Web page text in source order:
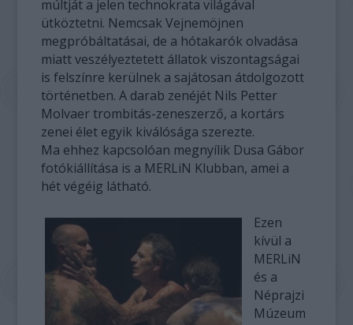
múltját a jelen technokrata világával
ütköztetni. Nemcsak Vejnemöjnen
megpróbáltatásai, de a hótakarók olvadása
miatt veszélyeztetett állatok viszontagságai
is felszínre kerülnek a sajátosan átdolgozott
történetben. A darab zenéjét Nils Petter
Molvaer trombitás-zeneszerző, a kortárs
zenei élet egyik kiválósága szerezte.
Ma ehhez kapcsolóan megnyílik Dusa Gábor
fotókiállítása is a MERLiN Klubban, amei a
hét végéig látható.
Ezen
kívül a
MERLiN
és a
Néprajzi
Múzeum